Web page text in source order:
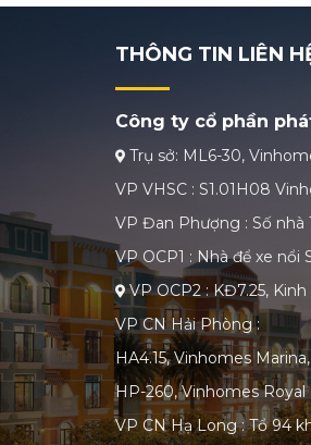
THÔNG TIN LIÊN
Công ty cổ phần
Trụ sở: ML6-30,
VP VHSC : S1.01H08
VP Đan Phượng : Số nhà
VP OCP1 : Nhà để xe nổi
VP OCP2 : KĐ7.25,
VP CN Hải Phòng :
HA4.15, Vinhomes
HP-260, Vinhomes
VP CN Hạ Long : Tổ 94